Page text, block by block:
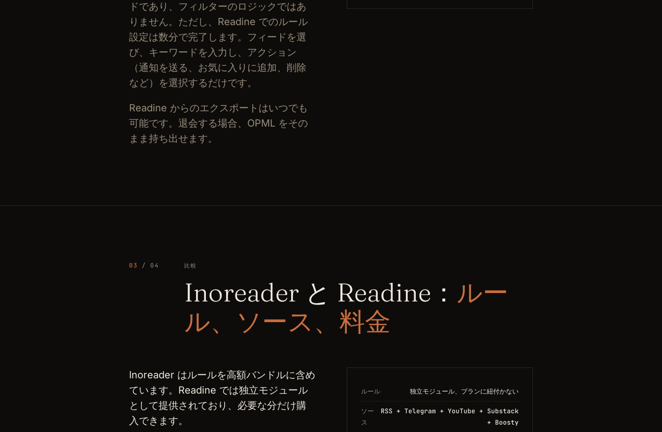
ドであり、フィルターのロジックではあ
りません。ただし、Readine でのルール
設定は数分で完了します。フィードを選
び、キーワードを入力し、アクション
（通知を送る、お気に入りに追加、削除
など）を選択するだけです。
Readine からのエクスポートはいつでも
可能です。退会する場合、OPML をその
まま持ち出せます。
03 / 04 比較
Inoreader と Readine： ルー
ル、ソース、料金
Inoreader はルールを高額バンドルに含め
ています。Readine では独立モジュール
として提供されており、必要な分だけ購
入できます。
ルール 独立モジュール、プランに紐付かない
ソー
ス
RSS + Telegram + YouTube + Substack
+ Boosty